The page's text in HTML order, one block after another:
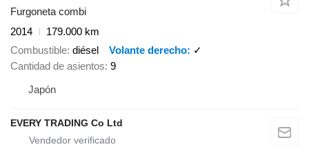
Furgoneta combi
2014
179.000 km
Combustible diésel Volante derecho
✓
Cantidad de asientos 9
Japón
EVERY TRADING Co Ltd